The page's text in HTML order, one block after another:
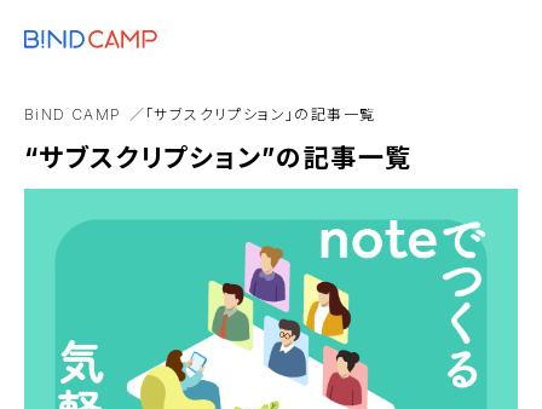
Webサイト構築
Web担当者 イラストレーター
BiND CAMP 「サブスクリプション」の記事一覧
“サブスクリプション”の記事一覧